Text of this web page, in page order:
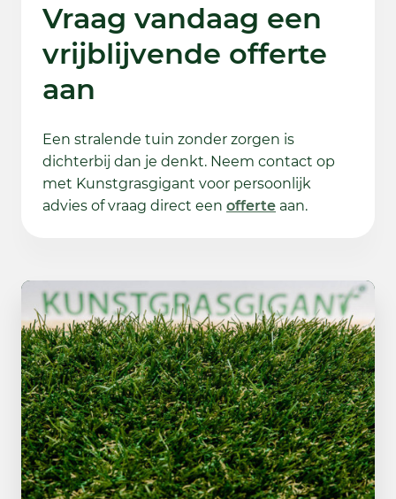
Vraag vandaag een
vrijblijvende offerte
aan
Een stralende tuin zonder zorgen is
dichterbij dan je denkt. Neem contact op
met Kunstgrasgigant voor persoonlijk
advies of vraag direct een offerte aan.